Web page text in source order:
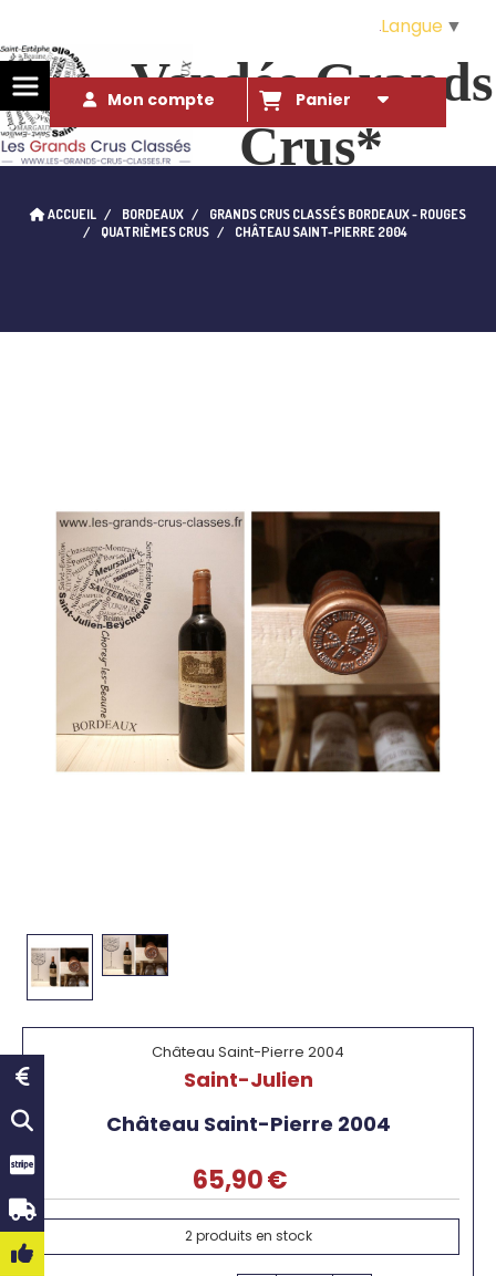
Vendée Grands
Crus*
qui l'eût cru...
Mon compte Panier
ACCUEIL BORDEAUX
GRANDS CRUS CLASSÉS BORDEAUX - ROUGES
QUATRIÈMES CRUS
CHÂTEAU SAINT-PIERRE 2004
Château Saint-Pierre 2004
Saint-Julien
Château Saint-Pierre 2004
65,90€
2produits en stock
Langue ▼